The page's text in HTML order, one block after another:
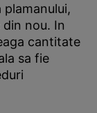
plamanului,
nou. In
cantitate
sa fie